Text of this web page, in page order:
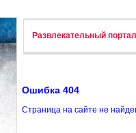
Развлекательный
Ошибка 404
Страница на сайте не